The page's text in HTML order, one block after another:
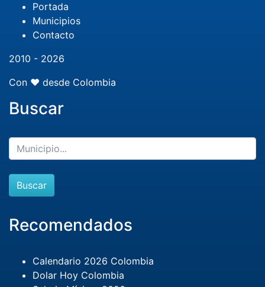
Portada
Municipios
Contacto
2010 - 2026
Con ❤️ desde Colombia
Buscar
Buscar
Recomendados
Calendario 2026 Colombia
Dolar Hoy Colombia